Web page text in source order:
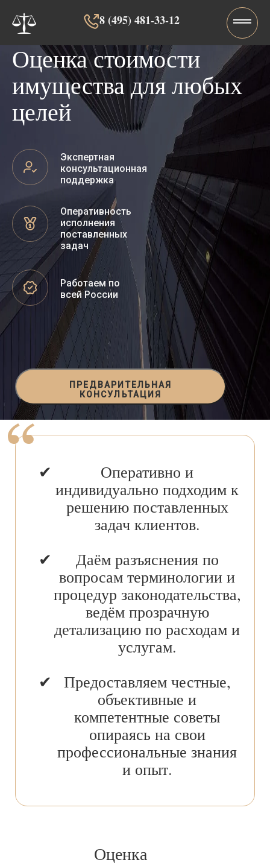
8 (495) 481-33-12‬‬
Оценка стоимости
имущества для любых
целей
Экспертная
консультационная
поддержка
Оперативность
исполнения
поставленных
задач
Работаем по
всей России
ПРЕДВАРИТЕЛЬНАЯ
КОНСУЛЬТАЦИЯ
Оперативно и
индивидуально подходим к
решению поставленных
задач клиентов.
Даём разъяснения по
вопросам терминологии и
процедур законодательства,
ведём прозрачную
детализацию по расходам и
услугам.
Предоставляем честные,
объективные и
компетентные советы
опираясь на свои
профессиональные знания
и опыт.
Оценка